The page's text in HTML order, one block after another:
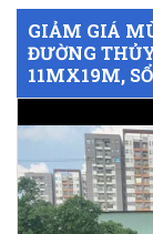
GIẢM GIÁ
ĐƯỜNG
11MX19M,